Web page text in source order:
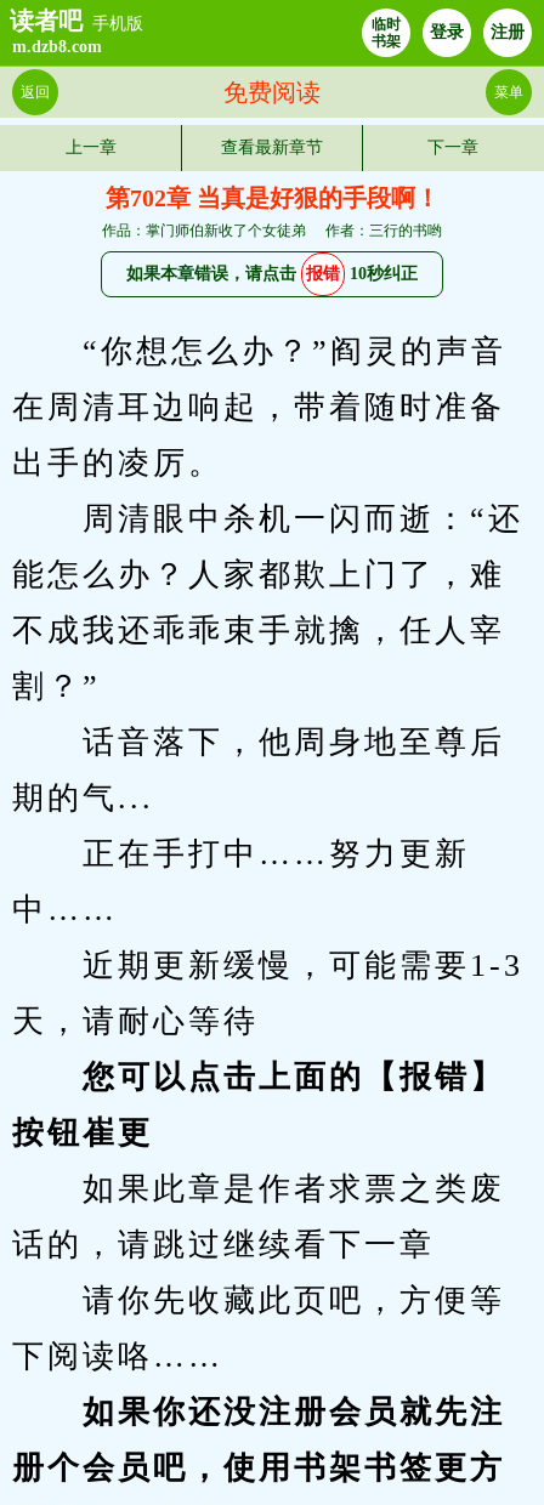
读者吧 手机版
m.dzb8.com
临时
书架
登录 注册
免费阅读
返回 菜单
上一章 查看最新章节 下一章
第702章 当真是好狠的手段啊！
作品：掌门师伯新收了个女徒弟 作者：三行的书哟
如果本章错误，请点击 报错 10秒纠正
“你想怎么办？”阎灵的声音
在周清耳边响起，带着随时准备
出手的凌厉。
周清眼中杀机一闪而逝：“还
能怎么办？人家都欺上门了，难
不成我还乖乖束手就擒，任人宰
割？”
话音落下，他周身地至尊后
期的气...
正在手打中……努力更新
中……
近期更新缓慢，可能需要1-3
天，请耐心等待
您可以点击上面的【报错】
按钮崔更
如果此章是作者求票之类废
话的，请跳过继续看下一章
请你先收藏此页吧，方便等
下阅读咯……
如果你还没注册会员就先注
册个会员吧，使用书架书签更方